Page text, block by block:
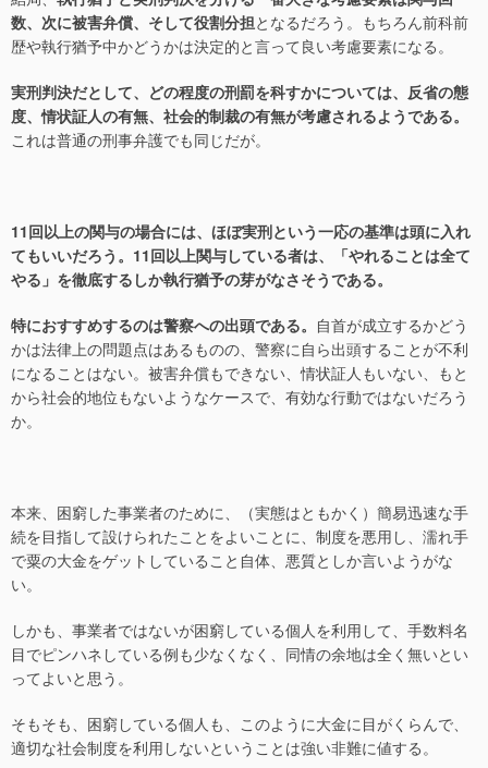
数、次に被害弁償、そして役割分担となるだろう。もちろん前科前
歴や執行猶予中かどうかは決定的と言って良い考慮要素になる。
実刑判決だとして、どの程度の刑罰を科すかについては、反省の態
度、情状証人の有無、社会的制裁の有無が考慮されるようである。
これは普通の刑事弁護でも同じだが。
11回以上の関与の場合には、ほぼ実刑という一応の基準は頭に入れ
てもいいだろう。11回以上関与している者は、「やれることは全て
やる」を徹底するしか執行猶予の芽がなさそうである。
特におすすめするのは警察への出頭である。 自首が成立するかどう
かは法律上の問題点はあるものの、警察に自ら出頭することが不利
になることはない。被害弁償もできない、情状証人もいない、もと
から社会的地位もないようなケースで、有効な行動ではないだろう
か。
本来、困窮した事業者のために、（実態はともかく）簡易迅速な手
続を目指して設けられたことをよいことに、制度を悪用し、濡れ手
で粟の大金をゲットしていること自体、悪質としか言いようがな
い。
しかも、事業者ではないが困窮している個人を利用して、手数料名
目でピンハネしている例も少なくなく、同情の余地は全く無いとい
ってよいと思う。
そもそも、困窮している個人も、このように大金に目がくらんで、
適切な社会制度を利用しないということは強い非難に値する。